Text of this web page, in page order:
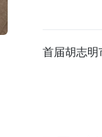
首届胡志明